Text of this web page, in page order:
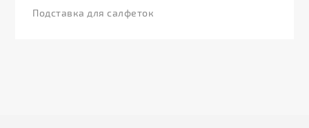
Подставка для салфеток